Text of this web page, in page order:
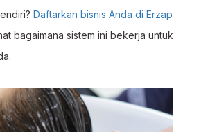
Daftarkan bisnis Anda di Erzap
bagaimana sistem ini bekerja untuk